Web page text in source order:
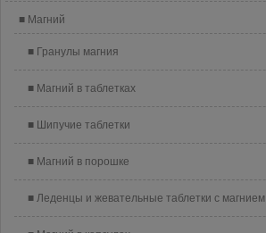
Магний
Гранулы магния
Магний в таблетках
Шипучие таблетки
Магний в порошке
Леденцы и жевательные таблетки с магнием